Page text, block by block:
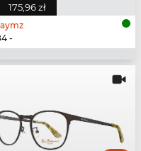
175,96 zł
-